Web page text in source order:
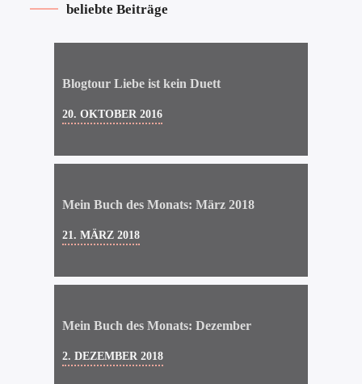
beliebte Beiträge
Blogtour Liebe ist kein Duett
20. OKTOBER 2016
Mein Buch des Monats: März 2018
21. MÄRZ 2018
Mein Buch des Monats: Dezember
2. DEZEMBER 2018